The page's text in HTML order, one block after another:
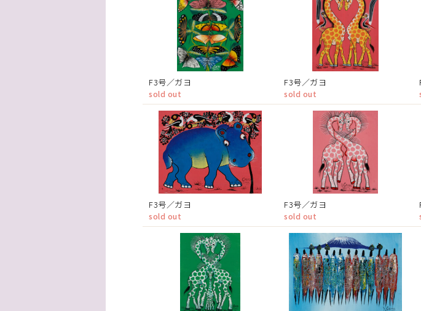
F3号／ガヨ
sold out
F3号／ガヨ
sold out
F3号／ガヨ
sold out
F3号／ガヨ
sold out